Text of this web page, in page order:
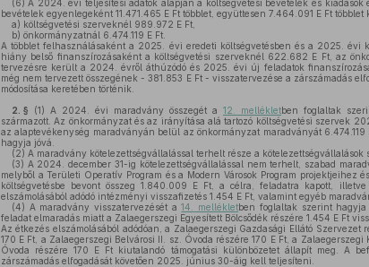
(6) A 2024. évi teljesítési adatok alapján a költségvetési bevételek és
bevételek egyenlegeként 11.471.465 E Ft többlet, együttesen 7.464.091 E Ft
a) költségvetési szerveknél 989.972 E Ft,
b) önkormányzatnál 6.474.119 E Ft.
A többlet felhasználásaként a 2025. évi eredeti költségvetésben és a 2025. évi
hiány belső finanszírozásaként a költségvetési szerveknél 622.682 E Ft, az
tervezésre került a 2024. évről áthúzódó és 2025. évi új feladatok
még nem tervezett összegének - 381.853 E Ft - visszatervezése a zárszámadás
módosítása keretében történik.
2. § (1) A 2024. évi maradvány összegét a 12. mellékletben foglaltak
származott. Az önkormányzat és az irányítása alá tartozó költségvetési szervek
az alaptevékenység maradványán belül az önkormányzat maradványát
hagyja jóvá.
(2) A maradvány kötelezettségvállalással terhelt része a
(3) A 2024. december 31-ig kötelezettségvállalással nem terhelt, szabad
melyből a Területi Operatív Program és a Modern Városok Program
költségvetésbe bevont összeg 1.840.009 E Ft, a célra, feladatra kapott,
elszámolásából adódó intézményi visszafizetés 1.454 E Ft, valamint egyéb
(4) A maradvány visszatervezését a14. mellékletben foglaltak szerint hagyja
feladat elmaradás miatt a Zalaegerszegi Egyesített Bölcsődék részére 1.454 E Ft
Az étkezés elszámolásából adódóan, a Zalaegerszegi Gazdasági Ellátó Szervezet
170 E Ft, a Zalaegerszegi Belvárosi II. sz. Óvoda részére 170 E Ft, a
Óvoda részére 170 E Ft kiutalandó támogatási különbözetet állapít meg. A
zárszámadás elfogadását követően 2025. június 30-áig kell teljesíteni.